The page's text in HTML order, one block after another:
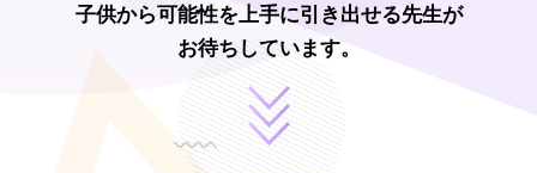
子供から可能性を上手に引き出せる先生が
お待ちしています。